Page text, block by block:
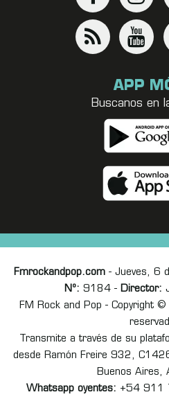
APP
Buscanos en
Fmrockandpop.com- Jueves, 6
Nº: 9184 - Director:
FM Rock and Pop - Copyright
Transmite a través de su
desde Ramón Freire 932,
Buenos Aires,
Whatsapp oyentes: +54 911